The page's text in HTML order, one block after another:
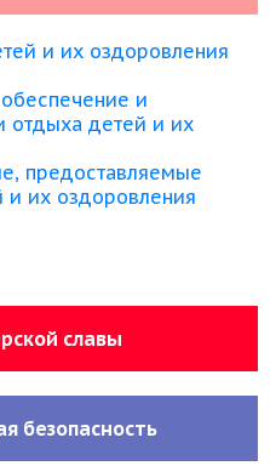
и их оздоровления
и
отдыха детей и их
предоставляемые
и их оздоровления
славы
безопасность